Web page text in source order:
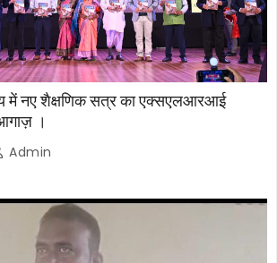
में नए शैक्षणिक सत्र का एक्सएलआरआई
।
Admin